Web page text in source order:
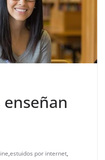
,estuidos por internet,